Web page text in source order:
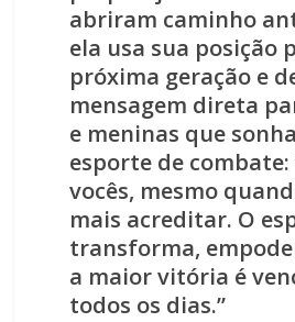
abriram caminho
ela usa sua posição
próxima geração e
mensagem direta
e meninas que
esporte de
vocês, mesmo
mais acreditar. O
transforma,
a maior vitória é
todos os dias.”